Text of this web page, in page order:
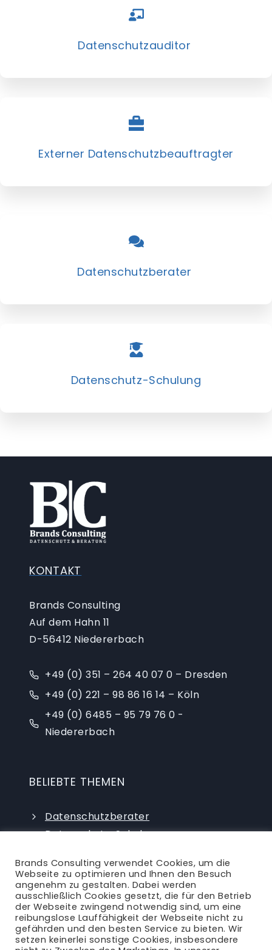
Datenschutzauditor
Externer Datenschutzbeauftragter
Datenschutzberater
Datenschutz-­Schulung
KONTAKT
Brands Consulting
Auf dem Hahn 11
D-56412 Niedererbach
+49 (0) 351 – 264 40 07 0 – Dresden
+49 (0) 221 – 98 86 16 14 – Köln
+49 (0) 6485 – 95 79 76 0 -
Niedererbach
BELIEBTE THEMEN
Datenschutzberater
Datenschutz-Schulungen
externer Datenschutzbeauftragter
Brands Consulting verwendet Cookies, um die
Webseite zu optimieren und Ihnen den Besuch
angenehm zu gestalten. Dabei werden
ausschließlich Cookies gesetzt, die für den Betrieb
der Webseite zwingend notwendig sind, um eine
reibungslose Lauffähigkeit der Webseite nicht zu
gefährden und den besten Service zu bieten. Wir
setzen keinerlei sonstige Cookies, insbesondere